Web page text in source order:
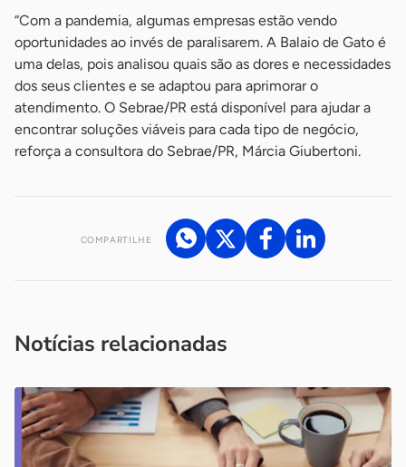
“Com a pandemia, algumas empresas estão vendo
oportunidades ao invés de paralisarem. A Balaio de Gato é
uma delas, pois analisou quais são as dores e necessidades
dos seus clientes e se adaptou para aprimorar o
atendimento. O Sebrae/PR está disponível para ajudar a
encontrar soluções viáveis para cada tipo de negócio,
reforça a consultora do Sebrae/PR, Márcia Giubertoni.
COMPARTILHE
Notícias relacionadas